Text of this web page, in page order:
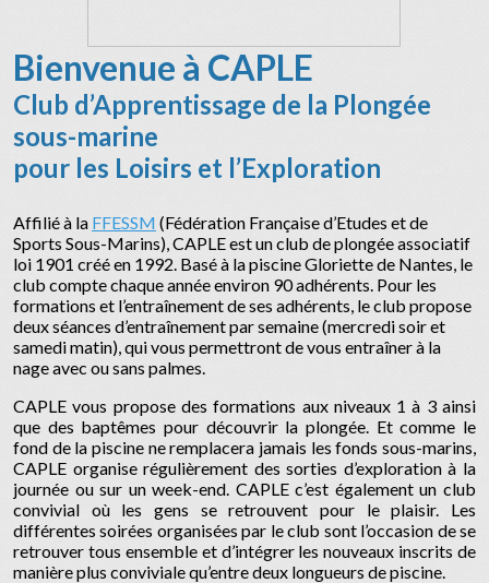
Bienvenue à CAPLE
Club d’Apprentissage de la Plongée
sous-marine
pour les Loisirs et l’Exploration
Affilié à la FFESSM (Fédération Française d’Etudes et de
Sports Sous-Marins), CAPLE est un club de plongée associatif
loi 1901 créé en 1992. Basé à la piscine Gloriette de Nantes, le
club compte chaque année environ 90 adhérents. Pour les
formations et l’entraînement de ses adhérents, le club propose
deux séances d’entraînement par semaine (mercredi soir et
samedi matin), qui vous permettront de vous entraîner à la
nage avec ou sans palmes.
CAPLE vous propose des formations aux niveaux 1 à 3 ainsi
que des baptêmes pour découvrir la plongée. Et comme le
fond de la piscine ne remplacera jamais les fonds sous-marins,
CAPLE organise régulièrement des sorties d’exploration à la
journée ou sur un week-end. CAPLE c’est également un club
convivial où les gens se retrouvent pour le plaisir. Les
différentes soirées organisées par le club sont l’occasion de se
retrouver tous ensemble et d’intégrer les nouveaux inscrits de
manière plus conviviale qu’entre deux longueurs de piscine.